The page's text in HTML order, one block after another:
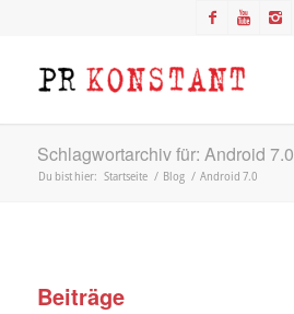
Schlagwortarchiv für: Android 7.0
Du bist hier: Startseite / Blog / Android 7.0
Beiträge